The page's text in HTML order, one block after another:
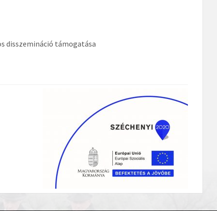
disszemináció támogatása